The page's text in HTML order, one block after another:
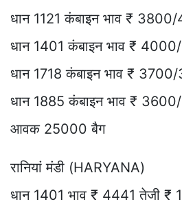
धान 1121 कंबाइन भाव ₹
धान 1401 कंबाइन भाव ₹
धान 1718 कंबाइन भाव ₹
धान 1885 कंबाइन भाव ₹
आवक 25000 बैग
रानियां मंडी (HARYANA)
धान 1401 भाव ₹ 4441 तेजी ₹